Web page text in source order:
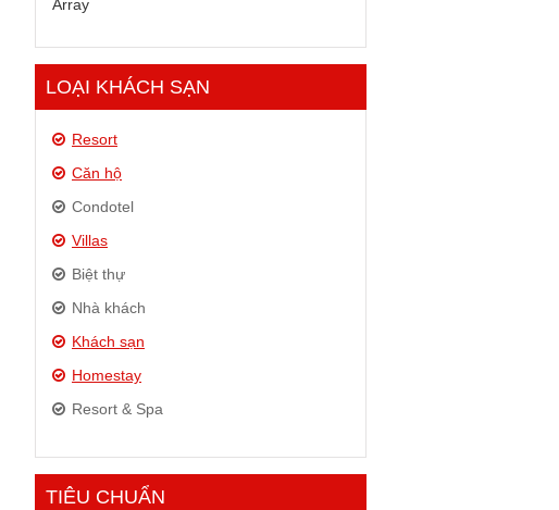
Array
LOẠI KHÁCH SẠN
Resort
Căn hộ
Condotel
Villas
Biệt thự
Nhà khách
Khách sạn
Homestay
Resort & Spa
TIÊU CHUẨN